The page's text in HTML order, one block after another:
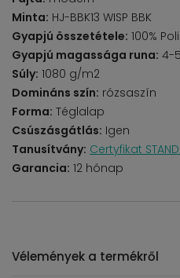
Minta: HJ-BBK13 WISP BBK
Gyapjú összetétele: 100%
Gyapjú magassága runa: 4-
Súly: 1080 g/m2
Domináns szín: rózsaszín
Forma: Téglalap
Csúszásgátlás: Igen
Tanusítvány: Certyfikat
Garancia: 12 hónap
Vélemények a termékről